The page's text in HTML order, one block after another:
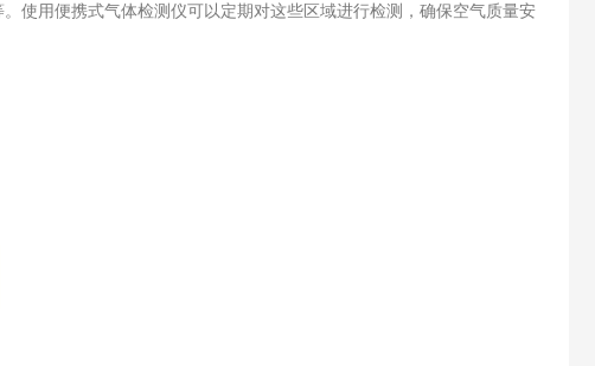
用便携式气体检测仪可以定期对这些区域进行检测，确保空气质量安